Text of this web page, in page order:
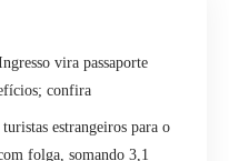
vira passaporte
confira
estrangeiros para o
folga, somando 3,1